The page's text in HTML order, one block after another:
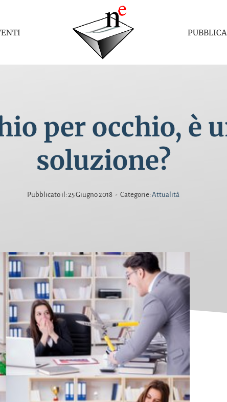
per occhio, è
soluzione?
Pubblicato il: 25 Giugno 2018 - Categorie:Attualità